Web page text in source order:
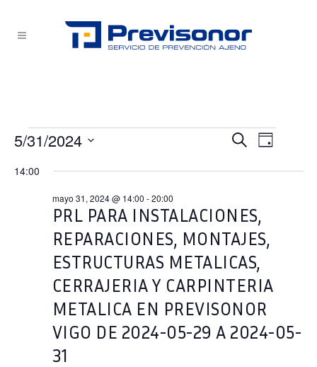
Eventos
en
mayo
2024
DE
Y
VISTAS
DE
BuscarDía
5/31/2024
la
14:00
PRL PARA INSTALACIONES,
REPARACIONES, MONTAJES,
ESTRUCTURAS METALICAS,
CERRAJERIA Y CARPINTERIA
METALICA EN PREVISONOR
VIGO DE 2024-05-29 A 2024-05-
31
mayo 31, 2024 @ 14:00 -20:00